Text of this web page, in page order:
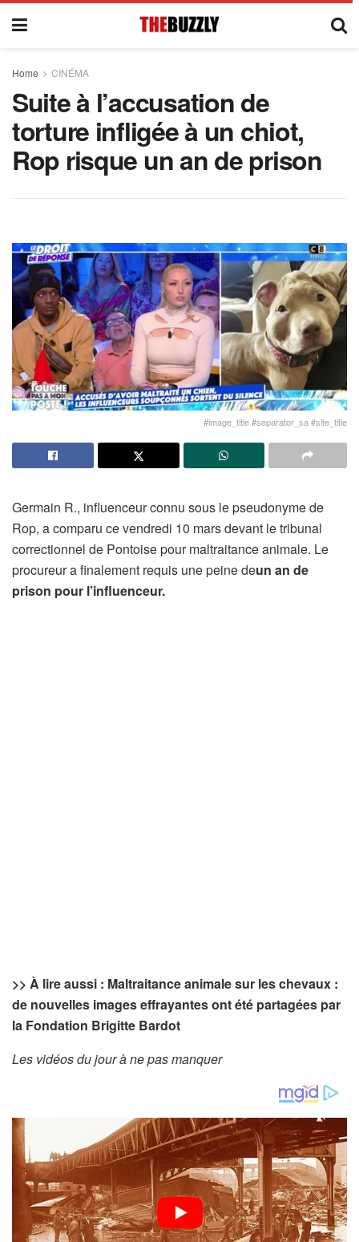
Home CINÉMA
Suite à l’accusation de
torture infligée à un chiot,
Rop risque un an de prison
#image_title #separator_sa #site_title
Germain R., influenceur connu sous le pseudonyme de
Rop, a comparu ce vendredi 10 mars devant le tribunal
correctionnel de Pontoise pour maltraitance animale. Le
procureur a finalement requis une peine deun an de
prison pour l’influenceur.
>> À lire aussi : Maltraitance animale sur les chevaux :
de nouvelles images effrayantes ont été partagées par
la Fondation Brigitte Bardot
Les vidéos du jour à ne pas manquer